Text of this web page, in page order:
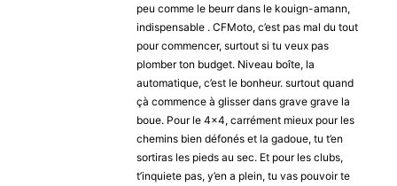
peu comme le beurr dans le kouign-amann,
indispensable . CFMoto, c’est pas mal du tout
pour commencer, surtout si tu veux pas
plomber ton budget. Niveau boîte, la
automatique, c’est le bonheur. surtout quand
çà commence à glisser dans grave grave la
boue. Pour le 4×4, carrément mieux pour les
chemins bien défonés et la gadoue, tu t’en
sortiras les pieds au sec. Et pour les clubs,
t’inquiete pas, y’en a plein, tu vas pouvoir te